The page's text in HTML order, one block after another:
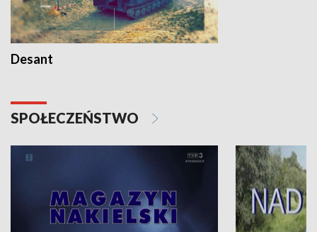
Desant
SPOŁECZEŃSTWO